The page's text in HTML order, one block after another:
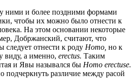
ними и более поздними формами
чтобы их можно было отнести к
На этом основании некоторые
Добржанский, считают, что
отнести к роду Homo, но к
виду, а именно, erectus. Таким
и Явы назывался бы Homo erectuse.
подчеркнуть различие между расой